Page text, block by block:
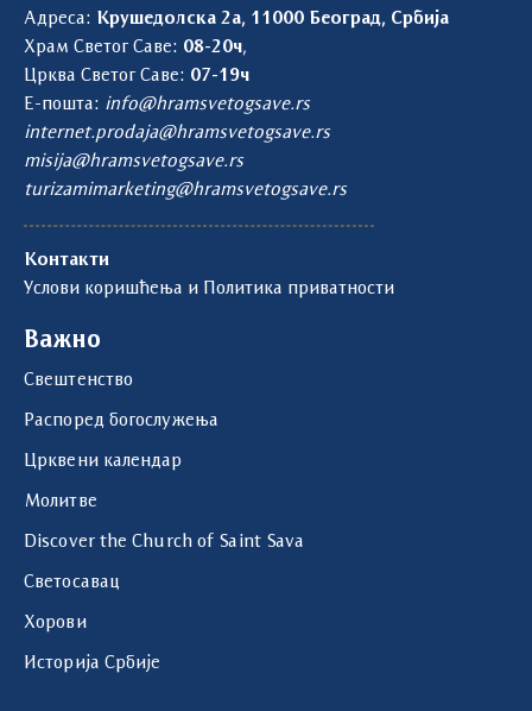
Адреса: Крушедолска 2а, 11000 Београд, Србија
Храм Светог Саве: 08-20ч,
Црква Светог Саве: 07-19ч
Е-пошта: info@hramsvetogsave.rs
internet.prodaja@hramsvetogsave.rs
misija@hramsvetogsave.rs
turizamimarketing@hramsvetogsave.rs
Контакти
Услови коришћења и Политика приватности
Важно
Свештенство
Распоред богослужења
Црквени календар
Молитве
Discover the Church of Saint Sava
Светосавац
Хорови
Историја Србије